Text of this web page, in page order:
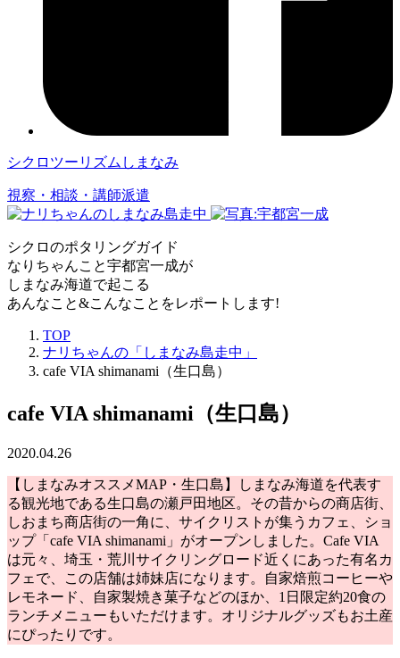
シクロツーリズムしまなみ
視察・相談・講師派遣
シクロのポタリングガイド
なりちゃんこと宇都宮一成が
しまなみ海道で起こる
あんなこと&こんなことをレポートします!
TOP
ナリちゃんの「しまなみ島走中」
cafe VIA shimanami（生口島）
cafe VIA shimanami（生口島）
2020.04.26
【しまなみオススメMAP・生口島】しまなみ海道を代表す
る観光地である生口島の瀬戸田地区。その昔からの商店街、
しおまち商店街の一角に、サイクリストが集うカフェ、ショ
ップ「cafe VIA shimanami」がオープンしました。Cafe VIA
は元々、埼玉・荒川サイクリングロード近くにあった有名カ
フェで、この店舗は姉妹店になります。自家焙煎コーヒーや
レモネード、自家製焼き菓子などのほか、1日限定約20食の
ランチメニューもいただけます。オリジナルグッズもお土産
にぴったりです。